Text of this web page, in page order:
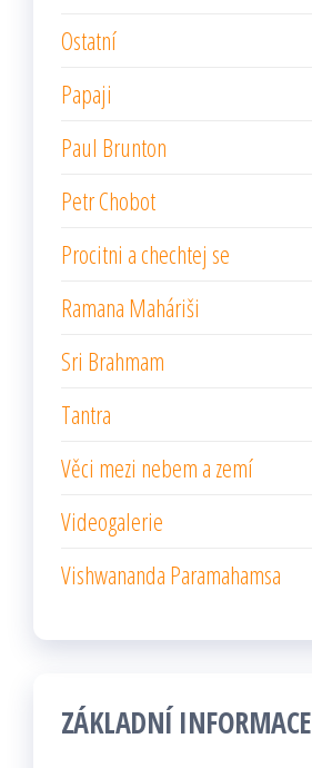
Ostatní
Papaji
Paul Brunton
Petr Chobot
Procitni a chechtej se
Ramana Maháriši
Sri Brahmam
Tantra
Věci mezi nebem a zemí
Videogalerie
Vishwananda Paramahamsa
ZÁKLADNÍ INFORMACE